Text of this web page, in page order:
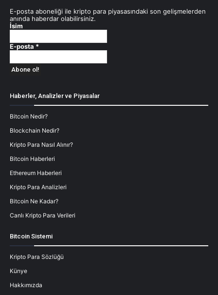
E-posta aboneliği ile kripto para piyasasındaki son gelişmelerden
anında haberdar olabilirsiniz.
İsim
E-posta *
Haberler, Analizler ve Piyasalar
Bitcoin Nedir?
Blockchain Nedir?
Kripto Para Nasıl Alınır?
Bitcoin Haberleri
Ethereum Haberleri
Kripto Para Analizleri
Bitcoin Ne Kadar?
Canlı Kripto Para Verileri
Bitcoin Sistemi
Kripto Para Sözlüğü
Künye
Hakkımızda